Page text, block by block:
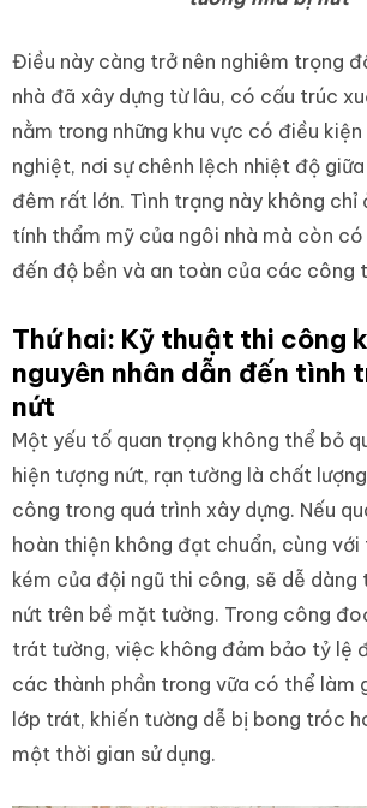
Điều này càng trở nên nghiêm trọng
nhà đã xây dựng từ lâu, có cấu trúc
nằm trong những khu vực có điều
nghiệt, nơi sự chênh lệch nhiệt độ
đêm rất lớn. Tình trạng này không chỉ
tính thẩm mỹ của ngôi nhà mà còn
đến độ bền và an toàn của các công
Thứ hai: Kỹ thuật thi công
nguyên nhân dẫn đến tình
nứt
Một yếu tố quan trọng không thể bỏ
hiện tượng nứt, rạn tường là chất
công trong quá trình xây dựng. Nếu
hoàn thiện không đạt chuẩn, cùng với
kém của đội ngũ thi công, sẽ dễ
nứt trên bề mặt tường. Trong công
trát tường, việc không đảm bảo tỷ lệ
các thành phần trong vữa có thể làm
lớp trát, khiến tường dễ bị bong tróc
một thời gian sử dụng.